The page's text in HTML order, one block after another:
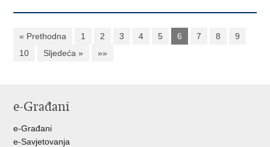
« Prethodna 1 2 3 4 5 6 7 8
9
10
Sljedeća » »»
e-Građani
e-Građani
e-Savjetovanja